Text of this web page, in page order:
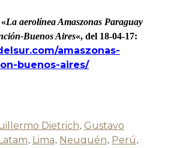
La aerolínea Amaszonas Paraguay
Buenos Aires«, del 18-04-17:
amaszonas-
buenos-aires/
Dietrich, Gustavo
Latam, Lima, Neuquén, Perú,